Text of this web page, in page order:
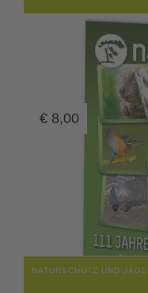
€ 8,00
NATURSCHUTZ UND JAGD